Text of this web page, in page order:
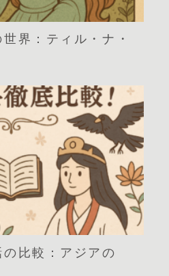
界：ティル・ナ・
比較：アジアの